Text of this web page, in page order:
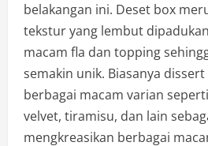
belakangan ini. Deset box
tekstur yang lembut
macam fla dan topping
semakin unik. Biasanya
berbagai macam varian
velvet, tiramisu, dan lain
mengkreasikan berbagai